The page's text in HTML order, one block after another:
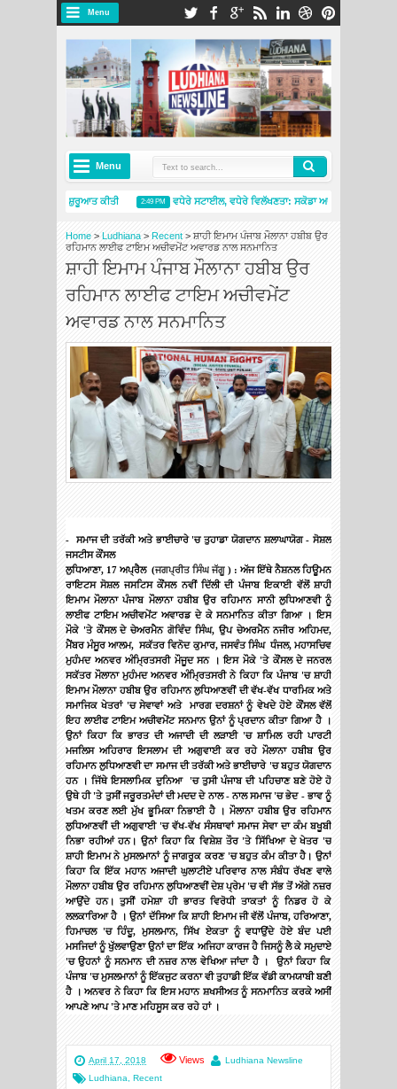
Menu
Menu
ਨੇ ਭਾਰਤ ਵਿੱਚ ਸ਼ੁਰੂਆਤ ਕੀਤੀ 2:49 PM
ਵਧੇਰੇ ਸਟਾਈਲ, ਵਧੇਰੇ ਵਿਲੱਖਣਤਾ: ਸਕੋਡਾ ਆਟੋ ਇੰਡੀਆ ਨੇ
Home > Ludhiana > Recent >ਸ਼ਾਹੀ ਇਮਾਮ ਪੰਜਾਬ ਮੌਲਾਨਾ ਹਬੀਬ ਉਰ
ਰਹਿਮਾਨ ਲਾਈਫ ਟਾਇਮ ਅਚੀਵਮੇਂਟ ਅਵਾਰਡ ਨਾਲ ਸਨਮਾਨਿਤ
ਸ਼ਾਹੀ ਇਮਾਮ ਪੰਜਾਬ ਮੌਲਾਨਾ ਹਬੀਬ ਉਰ
ਰਹਿਮਾਨ ਲਾਈਫ ਟਾਇਮ ਅਚੀਵਮੇਂਟ
ਅਵਾਰਡ ਨਾਲ ਸਨਮਾਨਿਤ
- ਸਮਾਜ ਦੀ ਤਰੱਕੀ ਅਤੇ ਭਾਈਚਾਰੇ'ਚ ਤੁਹਾਡਾ ਯੋਗਦਾਨ ਸ਼ਲਾਘਾਯੋਗ- ਸੋਸ਼ਲ
ਜਸਟੀਸ ਕੌਂਸਲ
ਲੁਧਿਆਣਾ, 17 ਅਪ੍ਰੈਲ(ਜਗਪ੍ਰੀਤ ਸਿੰਘ ਜੱਗੂ ) : ਅੱਜ ਇੱਥੇ ਨੈਸ਼ਨਲ ਹਿਊਮਨ
ਰਾਇਟਸ ਸੋਸ਼ਲ ਜਸਟਿਸ ਕੌਂਸਲ ਨਵੀਂ ਦਿੱਲੀ ਦੀ ਪੰਜਾਬ ਇਕਾਈ ਵੱਲੋਂ ਸ਼ਾਹੀ
ਇਮਾਮ ਮੌਲਾਨਾ ਪੰਜਾਬ ਮੌਲਾਨਾ ਹਬੀਬ ਉਰ ਰਹਿਮਾਨ ਸਾਨੀ ਲੁਧਿਆਣਵੀ ਨੂੰ
ਲਾਈਫ ਟਾਇਮ ਅਚੀਵਮੇਂਟ ਅਵਾਰਡ ਦੇ ਕੇ ਸਨਮਾਨਿਤ ਕੀਤਾ ਗਿਆ । ਇਸ
ਮੌਕੇ 'ਤੇ ਕੌਂਸਲ ਦੇ ਚੇਅਰਮੈਨ ਗੋਵਿੰਦ ਸਿੰਘ, ਉਪ ਚੇਅਰਮੈਨ ਨਜੀਰ ਅਹਿਮਦ,
ਮੈਂਬਰ ਮੰਸੂਰ ਆਲਮ,ਸਕੱਤਰ ਵਿਨੋਦ ਕੁਮਾਰ, ਜਸਵੰਤ ਸਿੰਘ ਧੰਜਲ,ਮਹਾਸਚਿਵ
ਮੁਹੰਮਦ ਅਨਵਰ ਅੰਮ੍ਰਿਤਸਰੀ ਮੌਜੂਦ ਸਨ । ਇਸ ਮੌਕੇ'ਤੇ ਕੌਂਸਲ ਦੇ ਜਨਰਲ
ਸਕੱਤਰ ਮੌਲਾਨਾ ਮੁਹੰਮਦ ਅਨਵਰ ਅੰਮ੍ਰਿਤਸਰੀ ਨੇ ਕਿਹਾ ਕਿ ਪੰਜਾਬ'ਚ ਸ਼ਾਹੀ
ਇਮਾਮ ਮੌਲਾਨਾ ਹਬੀਬ ਉਰ ਰਹਿਮਾਨ ਲੁਧਿਆਣਵੀਂ ਦੀ ਵੱਖ-ਵੱਖ ਧਾਰਮਿਕ ਅਤੇ
ਸਮਾਜਿਕ ਖੇਤਰਾਂ'ਚ ਸੇਵਾਵਾਂ ਅਤੇ ਮਾਰਗ ਦਰਸ਼ਨਾਂ ਨੂੰ ਵੇਖਦੇ ਹੋਏ ਕੌਂਸਲ ਵੱਲੋਂ
ਇਹ ਲਾਈਫ ਟਾਇਮ ਅਚੀਵਮੇਂਟ ਸਨਮਾਨ ਉਨਾਂ ਨੂੰ ਪ੍ਰਦਾਨ ਕੀਤਾ ਗਿਆ ਹੈ
।
ਉਨਾਂ ਕਿਹਾ ਕਿ ਭਾਰਤ ਦੀ ਅਜਾਦੀ ਦੀ ਲੜਾਈ'ਚ ਸ਼ਾਮਿਲ ਰਹੀ ਪਾਰਟੀ
ਮਜਲਿਸ ਅਹਿਰਾਰ ਇਸਲਾਮ ਦੀ ਅਗੁਵਾਈ ਕਰ ਰਹੇ ਮੌਲਾਨਾ ਹਬੀਬ ਉਰ
ਰਹਿਮਾਨ ਲੁਧਿਆਣਵੀ ਦਾ ਸਮਾਜ ਦੀ ਤਰੱਕੀ ਅਤੇ ਭਾਈਚਾਰੇ'ਚ ਬਹੁਤ ਯੋਗਦਾਨ
ਹਨ
। ਜਿੱਥੇ ਇਸਲਾਮਿਕ ਦੁਨਿਆ'ਚ ਤੁਸੀ ਪੰਜਾਬ ਦੀ ਪਹਿਚਾਣ ਬਣੇ ਹੋਏ ਹੋ
ਉਥੇ ਹੀ'ਤੇ ਤੁਸੀਂ ਜਰੂਰਤਮੰਦਾਂ ਦੀ ਮਦਦ ਦੇ ਨਾਲ- ਨਾਲ ਸਮਾਜ'ਚ ਭੇਦ- ਭਾਵ ਨੂੰ
ਖਤਮ ਕਰਣ ਲਈ ਮੁੱਖ ਭੂਮਿਕਾ ਨਿਭਾਈ ਹੈ । ਮੌਲਾਨਾ ਹਬੀਬ ਉਰ ਰਹਿਮਾਨ
ਲੁਧਿਆਣਵੀਂ ਦੀ ਅਗੁਵਾਈ'ਚ ਵੱਖ-ਵੱਖ ਸੰਸਥਾਵਾਂ ਸਮਾਜ ਸੇਵਾ ਦਾ ਕੰਮ ਬਖੂਬੀ
ਨਿਭਾ ਰਹੀਆਂ ਹਨ। ਉਨਾਂ ਕਿਹਾ ਕਿ ਵਿਸ਼ੇਸ਼ ਤੌਰ'ਤੇ ਸਿੱਖਿਆ ਦੇ ਖੇਤਰ'ਚ
ਸ਼ਾਹੀ ਇਮਾਮ ਨੇ ਮੁਸਲਮਾਨਾਂ ਨੂੰ ਜਾਗਰੂਕ ਕਰਣ'ਚ ਬਹੁਤ ਕੰਮ ਕੀਤਾ ਹੈ। ਉਨਾਂ
ਕਿਹਾ ਕਿ ਇੱਕ ਮਹਾਨ ਅਜਾਦੀ ਘੁਲਾਟੀਏ ਪਰਿਵਾਰ ਨਾਲ ਸੰਬੰਧ ਰੱਖਣ ਵਾਲੇ
ਮੌਲਾਨਾ ਹਬੀਬ ਉਰ ਰਹਿਮਾਨ ਲੁਧਿਆਣਵੀਂ ਦੇਸ਼ ਪ੍ਰੇਮ'ਚ ਵੀ ਸੱਭ ਤੋਂ ਅੱਗੇ ਨਜ਼ਰ
ਆਉਂਦੇ ਹਨ। ਤੁਸੀਂ ਹਮੇਸ਼ਾ ਹੀ ਭਾਰਤ ਵਿਰੋਧੀ ਤਾਕਤਾਂ ਨੂੰ ਨਿਡਰ ਹੋ ਕੇ
ਲਲਕਾਰਿਆ ਹੈ । ਉਨਾਂ ਦੱਸਿਆ ਕਿ ਸ਼ਾਹੀ ਇਮਾਮ ਜੀ ਵੱਲੋਂ ਪੰਜਾਬ,ਹਰਿਆਣਾ,
ਹਿਮਾਚਲ'ਚ ਹਿੰਦੂ, ਮੁਸਲਮਾਨ,ਸਿੱਖ ਏਕਤਾ ਨੂੰ ਵਧਾਉਂਦੇ ਹੋਏ ਬੰਦ ਪਈ
ਮਸਜਿਦਾਂ ਨੂੰ ਖੁੱਲਵਾਉਣਾ ਉਨਾਂ ਦਾ ਇੱਕ ਅਜਿਹਾ ਕਾਰਜ ਹੈ ਜਿਸਨੂੰ ਲੈ ਕੇ ਸਮੁਦਾਏ
'ਚ ਉਹਨਾਂ ਨੂੰ ਸਨਮਾਨ ਦੀ ਨਜ਼ਰ ਨਾਲ ਵੇਖਿਆ ਜਾਂਦਾ ਹੈ । ਉਨਾਂ ਕਿਹਾ ਕਿ
ਪੰਜਾਬ'ਚ ਮੁਸਲਮਾਨਾਂ ਨੂੰ ਇੱਕਜੁਟ ਕਰਨਾ ਵੀ ਤੁਹਾਡੀ ਇੱਕ ਵੱਡੀ ਕਾਮਯਾਬੀ ਬਣੀ
ਹੈ
। ਅਨਵਰ ਨੇ ਕਿਹਾ ਕਿ ਇਸ ਮਹਾਨ ਸ਼ਖਸੀਅਤ ਨੂੰ ਸਨਮਾਨਿਤ ਕਰਕੇ ਅਸੀਂ
ਆਪਣੇ ਆਪ'ਤੇ ਮਾਣ ਮਹਿਸੂਸ ਕਰ ਰਹੇ ਹਾਂ ।
April 17, 2018 Views
Ludhiana Newsline
Ludhiana, Recent